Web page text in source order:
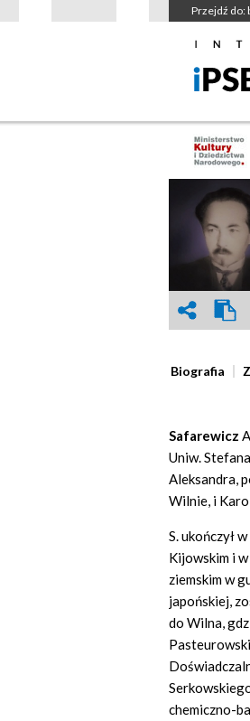
Przejdź do:
Biografia
Safarewicz
Uniw.
Aleksandra,
Wilnie, i
S. ukończył
Kijowskim i
ziemskim w
japońskiej,
do Wilna,
chemiczno-